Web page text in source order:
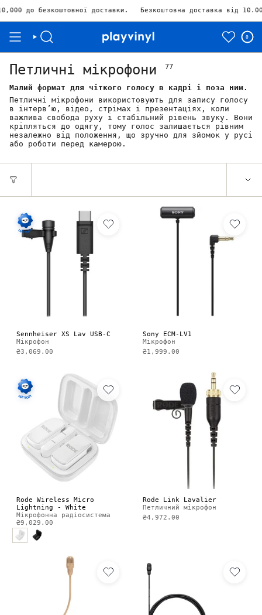
доставки. Безкоштовна доставка від 10.000₴
0
Петличні мікрофони 77
Малий формат для чіткого голосу в кадрі і поза ним.
Петличні мікрофони використовують для запису голосу
в інтерв’ю, відео, стрімах і презентаціях, коли
важлива свобода руху і стабільний рівень звуку. Вони
кріпляться до одягу, тому голос залишається рівним
незалежно від положення, що зручно для зйомок у русі
або роботи перед камерою.
Sennheiser XS Lav USB-C
Мікрофон
₴3,069.00
Sony ECM-LV1
Мікрофон
₴1,999.00
Rode Wireless Micro
Lightning - White
Мікрофонна радіосистема
₴9,029.00
Rode Link Lavalier
Петличний мікрофон
₴4,972.00